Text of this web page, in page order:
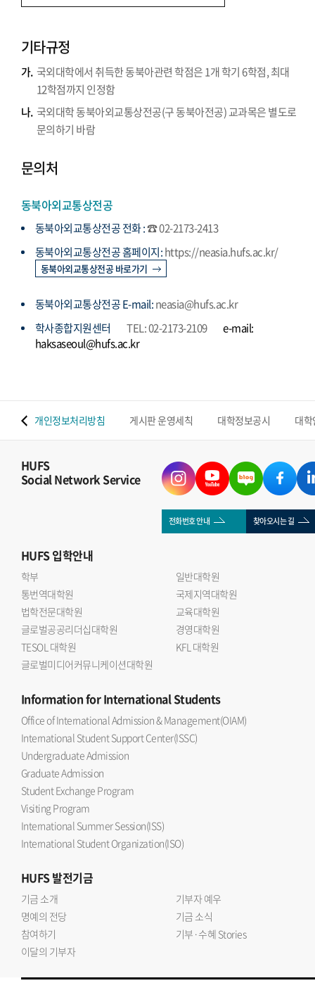
기타규정
가. 국외대학에서 취득한 동북아관련 학점은 1개 학기 6학점, 최대
12학점까지 인정함
나. 국외대학 동북아외교통상전공(구 동북아전공) 교과목은 별도로
문의하기 바람
문의처
동북아외교통상전공
동북아외교통상전공 전화 :☎ 02-2173-2413
동북아외교통상전공 홈페이지:https://neasia.hufs.ac.kr/
동북아외교통상전공 바로가기
동북아외교통상전공 E-mail:neasia@hufs.ac.kr
학사종합지원센터
TEL: 02-2173-2109
e-mail:
haksaseoul@hufs.ac.kr
개인정보처리방침 게시판 운영세칙 대학정보공시 대
HUFS
Social Network Service
전화번호 안내 찾아오시는 길
HUFS입학안내
학부
일반대학원
통번역대학원
국제지역대학원
법학전문대학원
교육대학원
글로벌공공리더십대학원
경영대학원
TESOL 대학원
KFL 대학원
글로벌미디어커뮤니케이션대학원
Informationfor International Students
Office of International Admission & Management(OIAM)
International Student Support Center(ISSC)
Undergraduate Admission
Graduate Admission
Student Exchange Program
Visiting Program
International Summer Session(ISS)
International Student Organization(ISO)
HUFS발전기금
기금 소개
기부자 예우
명예의 전당
기금 소식
참여하기
기부·수혜 Stories
이달의 기부자